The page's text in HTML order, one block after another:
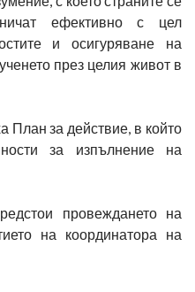
ефективно с цел
и осигуряване на
през целия живот в
План за действие, в който
за изпълнение на
провеждането на
на координатора на